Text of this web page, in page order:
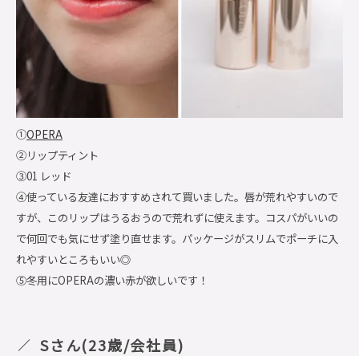
①OPERA
②リップティント
③01 レッド
④使っている友達におすすめされて買いました。唇が荒れやすいので
すが、このリップはうるおうので荒れずに使えます。コスパがいいの
で何回でも気にせず塗り直せます。パッケージがスリムでポーチに入
れやすいところもいい◎
⑤冬用にOPERAの濃い赤が欲しいです！
Sさん(23歳/会社員)